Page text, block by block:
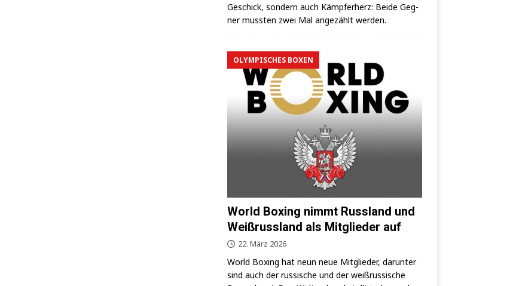
Geschick, son­dern auch Kämp­fer­herz: Bei­de Geg­
ner muss­ten zwei Mal ange­zählt werden.
OLYMPISCHES BOXEN
World Boxing nimmt Russland und
Weißrussland als Mitglieder auf
22. März 2026
World Boxing hat neun neue Mit­glie­der, dar­un­ter
sind auch der rus­si­sche und der weiß­rus­si­sche